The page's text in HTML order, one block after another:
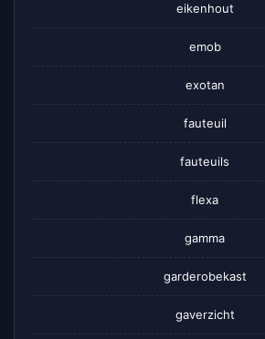
eikenhout
emob
exotan
fauteuil
fauteuils
flexa
gamma
garderobekast
gaverzicht